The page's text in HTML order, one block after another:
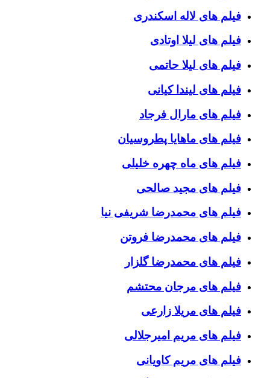
فیلم های لاله اسکندری
فیلم های لیلا اوتادی
فیلم های لیلا حاتمی
فیلم های لیندا کیانی
فیلم های مارال فرجاد
فیلم های ماهایا پطروسیان
فیلم های ماه چهره خلیلی
فیلم های مجید صالحی
فیلم های محمدرضا شریفی نیا
فیلم های محمدرضا فروتن
فیلم های محمدرضا گلزار
فیلم های مرجان محتشم
فیلم های مریلا زارعی
فیلم های مریم امیرجلالی
فیلم های مریم کاویانی